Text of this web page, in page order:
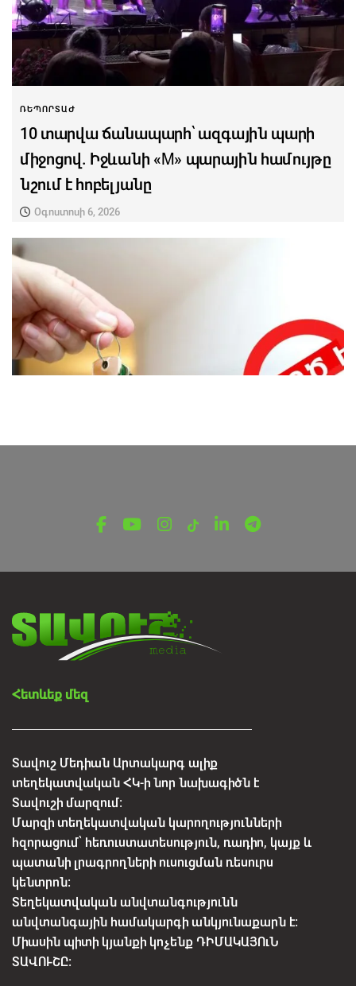
ՌԵՊՈՐՏԱԺ
10 տարվա ճանապարհ՝ ազգային պարի
միջոցով. Իջևանի «M» պարային համույթը
նշում է հոբելյանը
Օգոստոսի 6, 2026
Կեղծ բնակարաններ ու
տարածվում են կեղծ առաջարկներ
Հետևեք մեզ
Տավուշ Մեդիան Արտակարգ ալիք
տեղեկատվական ՀԿ-ի նոր նախագիծն է
Տավուշի մարզում:
Մարզի տեղեկատվական կարողությունների
հզորացում՝ հեռուստատեսություն, ռադիո, կայք և
պատանի լրագրողների ուսուցման ռեսուրս
կենտրոն:
Տեղեկատվական անվտանգությունն
անվտանգային համակարգի անկյունաքարն է:
Միասին պիտի կյանքի կոչենք ԴԻՄԱԿԱՅՈւՆ
ՏԱՎՈՒՇԸ: